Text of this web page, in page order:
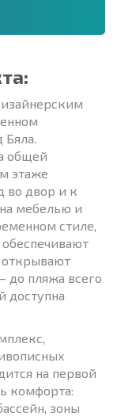
общей
этаже
во двор и к
мебелью и
стиле,
открывают
до пляжа всего
доступна
на первой
комфорта:
зоны